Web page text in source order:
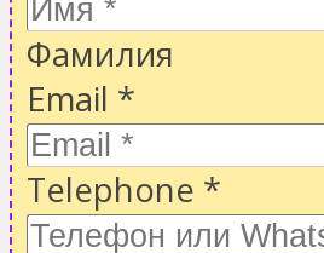
Фамилия
Email *
Telephone *